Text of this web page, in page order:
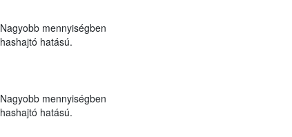
Nagyobb mennyiségben
hashajtó hatású.
Nagyobb mennyiségben
hashajtó hatású.